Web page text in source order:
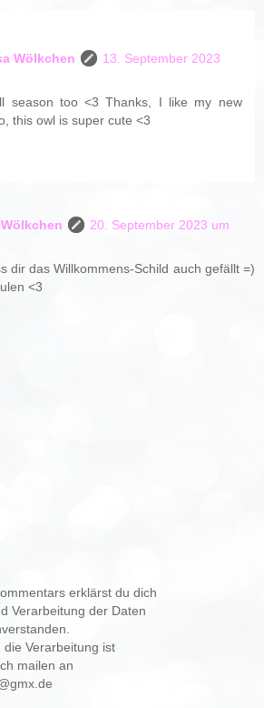
Wölkchen
13. September 2023
season too <3 Thanks, I like my new
this owl is super cute <3
20. September 2023 um
dir das Willkommens-Schild auch gefällt =)
<3
erklärst du dich
Verarbeitung der Daten
Verarbeitung ist
mailen an